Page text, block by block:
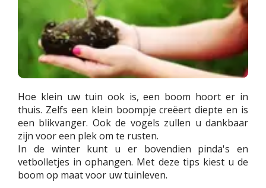
Hoe klein uw tuin ook is, een boom hoort er in
thuis. Zelfs een klein boompje creëert diepte en is
een blikvanger. Ook de vogels zullen u dankbaar
zijn voor een plek om te rusten.
In de winter kunt u er bovendien pinda's en
vetbolletjes in ophangen. Met deze tips kiest u de
boom op maat voor uw tuinleven.